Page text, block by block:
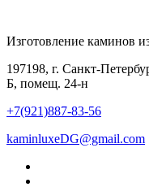
Изготовление каминов
197198, г. Санкт-
Б, помещ. 24-н
+7(921)887-83-56
kaminluxeDG@gmail.com